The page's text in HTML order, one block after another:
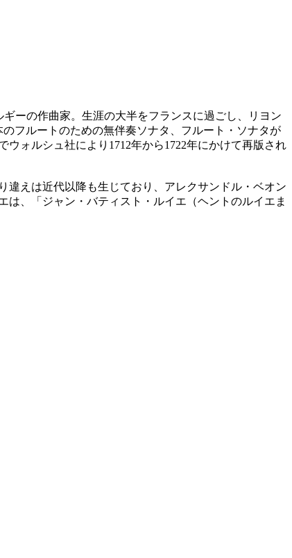
ギーの作曲家。生涯の大半をフランスに過ごし、リヨン
フルートのための無伴奏ソナタ、フルート・ソナタが
ォルシュ社により1712年から1722年にかけて再版され
違えは近代以降も生じており、アレクサンドル・ベオン
、「ジャン・バティスト・ルイエ（ヘントのルイエま